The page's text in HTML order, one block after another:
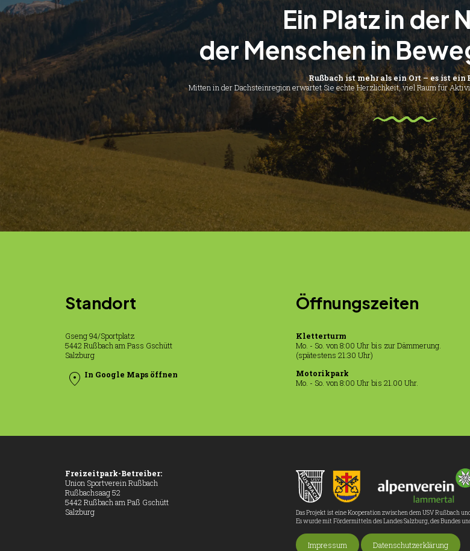
Ein Platz in der
der Menschen in
Rußbach ist mehr als ein Ort – es ist ein
Mitten in der Dachsteinregion erwartet Sie echte Herzlichkeit, viel Raum für
Standort
Gseng 94/Sportplatz
5442 Rußbach am Pass Gschütt
Salzburg
location_on In Google Maps öffnen
Öffnungszeiten
Kletterturm
Mo. - So. von 8:00 Uhr bis zur Dämmerung.
(spätestens 21:30 Uhr)
Motorikpark
Mo. - So. von 8:00 Uhr bis 21.00 Uhr.
Freizeitpark-Betreiber:
Union Sportverein Rußbach
Rußbachsaag 52
5442 Rußbach am Paß Gschütt
Salzburg
Das Projekt ist eine Kooperation zwischen dem USV Rußbach
Es wurde mit Fördermitteln des Landes Salzburg, des Bundes
Impressum Datenschutzerklärung